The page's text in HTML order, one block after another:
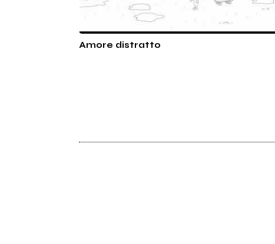
Amore distratto